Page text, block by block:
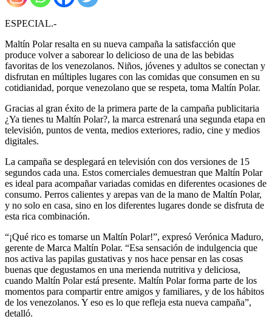
ESPECIAL.-
Maltín Polar resalta en su nueva campaña la satisfacción que
produce volver a saborear lo delicioso de una de las bebidas
favoritas de los venezolanos. Niños, jóvenes y adultos se conectan y
disfrutan en múltiples lugares con las comidas que consumen en su
cotidianidad, porque venezolano que se respeta, toma Maltín Polar.
Gracias al gran éxito de la primera parte de la campaña publicitaria
¿Ya tienes tu Maltín Polar?, la marca estrenará una segunda etapa en
televisión, puntos de venta, medios exteriores, radio, cine y medios
digitales.
La campaña se desplegará en televisión con dos versiones de 15
segundos cada una. Estos comerciales demuestran que Maltín Polar
es ideal para acompañar variadas comidas en diferentes ocasiones de
consumo. Perros calientes y arepas van de la mano de Maltín Polar,
y no solo en casa, sino en los diferentes lugares donde se disfruta de
esta rica combinación.
“¡Qué rico es tomarse un Maltín Polar!”, expresó Verónica Maduro,
gerente de Marca Maltín Polar. “Esa sensación de indulgencia que
nos activa las papilas gustativas y nos hace pensar en las cosas
buenas que degustamos en una merienda nutritiva y deliciosa,
cuando Maltín Polar está presente. Maltín Polar forma parte de los
momentos para compartir entre amigos y familiares, y de los hábitos
de los venezolanos. Y eso es lo que refleja esta nueva campaña”,
detalló.